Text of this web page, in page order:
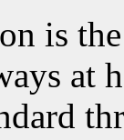
is
at